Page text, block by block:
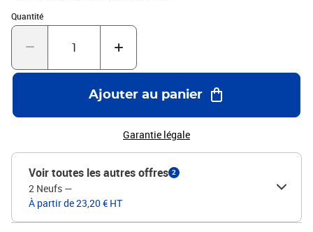
ergonomique Passage sans effort à la fonction d'étalement Fait en
acier trempé et en plastique renforcé de fibres
Quantité
Quantité : 1
Ajouter au panier
Garantie légale
Voir toutes les autres offres 2
2 Neufs —
À partir de 23,20 € HT